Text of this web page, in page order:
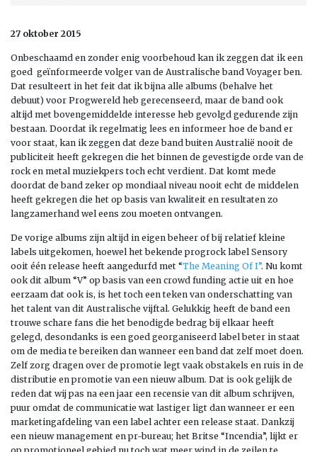
27 oktober 2015
Onbeschaamd en zonder enig voorbehoud kan ik zeggen dat ik een
goed geïnformeerde volger van de Australische band Voyager ben.
Dat resulteert in het feit dat ik bijna alle albums (behalve het
debuut) voor Progwereld heb gerecenseerd, maar de band ook
altijd met bovengemiddelde interesse heb gevolgd gedurende zijn
bestaan. Doordat ik regelmatig lees en informeer hoe de band er
voor staat, kan ik zeggen dat deze band buiten Australië nooit de
publiciteit heeft gekregen die het binnen de gevestigde orde van de
rock en metal muziekpers toch echt verdient. Dat komt mede
doordat de band zeker op mondiaal niveau nooit echt de middelen
heeft gekregen die het op basis van kwaliteit en resultaten zo
langzamerhand wel eens zou moeten ontvangen.
De vorige albums zijn altijd in eigen beheer of bij relatief kleine
labels uitgekomen, hoewel het bekende progrock label Sensory
ooit één release heeft aangedurfd met “The Meaning Of I”. Nu komt
ook dit album “V” op basis van een crowd funding actie uit en hoe
eerzaam dat ook is, is het toch een teken van onderschatting van
het talent van dit Australische vijftal. Gelukkig heeft de band een
trouwe schare fans die het benodigde bedrag bij elkaar heeft
gelegd, desondanks is een goed georganiseerd label beter in staat
om de media te bereiken dan wanneer een band dat zelf moet doen.
Zelf zorg dragen over de promotie legt vaak obstakels en ruis in de
distributie en promotie van een nieuw album. Dat is ook gelijk de
reden dat wij pas na een jaar een recensie van dit album schrijven,
puur omdat de communicatie wat lastiger ligt dan wanneer er een
marketingafdeling van een label achter een release staat. Dankzij
een nieuw management en pr-bureau; het Britse “Incendia”, lijkt er